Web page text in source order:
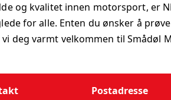
og kvalitet innen motorsport, er
for alle. Enten du ønsker å
deg varmt velkommen til
Postadresse